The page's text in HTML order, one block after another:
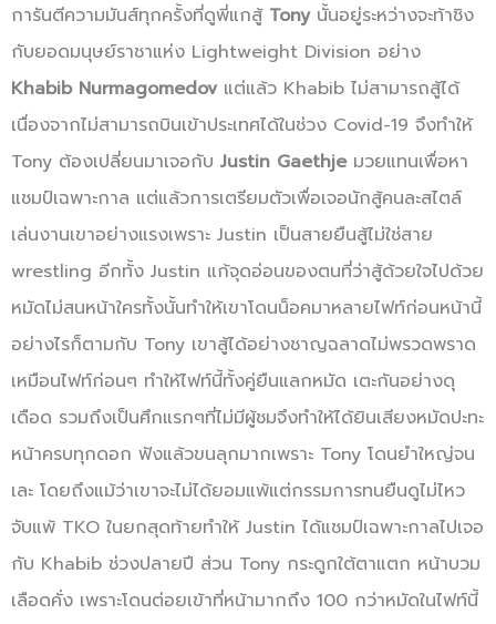
การันตีความมันส์ทุกครั้งที่ดูพี่แกสู้ Tonyนั้นอยู่ระหว่างจะท้าชิง
กับยอดมนุษย์ราชาแห่ง Lightweight Division อย่าง
Khabib Nurmagomedovแต่แล้ว Khabib ไม่สามารถสู้ได้
เนื่องจากไม่สามารถบินเข้าประเทศได้ในช่วง Covid-19 จึงทำให้
Tony ต้องเปลี่ยนมาเจอกับ Justin Gaethjeมวยแทนเพื่อหา
แชมป์เฉพาะกาล แต่แล้วการเตรียมตัวเพื่อเจอนักสู้คนละสไตล์
เล่นงานเขาอย่างแรงเพราะ Justin เป็นสายยืนสู้ไม่ใช่สาย
wrestling อีกทั้ง Justin แก้จุดอ่อนของตนที่ว่าสู้ด้วยใจไปด้วย
หมัดไม่สนหน้าใครทั้งนั้นทำให้เขาโดนน็อคมาหลายไฟท์ก่อนหน้านี้
อย่างไรก็ตามกับ Tony เขาสู้ได้อย่างชาญฉลาดไม่พรวดพราด
เหมือนไฟท์ก่อนๆ ทำให้ไฟท์นี้ทั้งคู่ยืนแลกหมัด เตะกันอย่างดุ
เดือด รวมถึงเป็นศึกแรกๆที่ไม่มีผู้ชมจึงทำให้ได้ยินเสียงหมัดปะทะ
หน้าครบทุกดอก ฟังแล้วขนลุกมากเพราะ Tony โดนยำใหญ่จน
เละ โดยถึงแม้ว่าเขาจะไม่ได้ยอมแพ้แต่กรรมการทนยืนดูไม่ไหว
จับแพ้ TKO ในยกสุดท้ายทำให้ Justin ได้แชมป์เฉพาะกาลไปเจอ
กับ Khabib ช่วงปลายปี ส่วน Tony กระดูกใต้ตาแตก หน้าบวม
เลือดคั่ง เพราะโดนต่อยเข้าที่หน้ามากถึง 100 กว่าหมัดในไฟท์นี้